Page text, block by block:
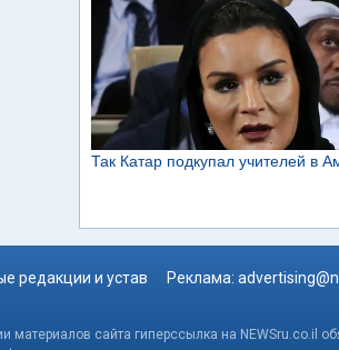
редакции и устав Реклама:
сайта гиперссылка на NEWSru.co.il